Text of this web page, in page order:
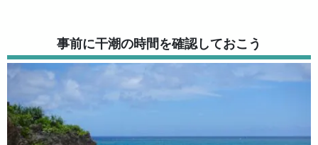
事前に干潮の時間を確認しておこう